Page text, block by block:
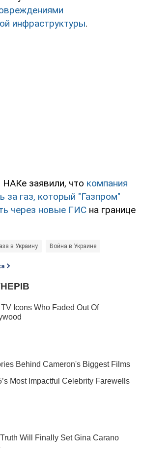
инфраструктуры.
заявили, что компания
за газ, который "Газпром"
через новые ГИС на границе
в Украину Война в Украине